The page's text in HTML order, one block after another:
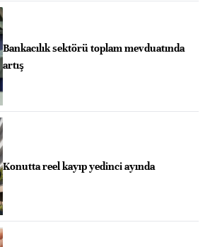
Bankacılık sektörü toplam mevduatında
artış
Konutta reel kayıp yedinci ayında